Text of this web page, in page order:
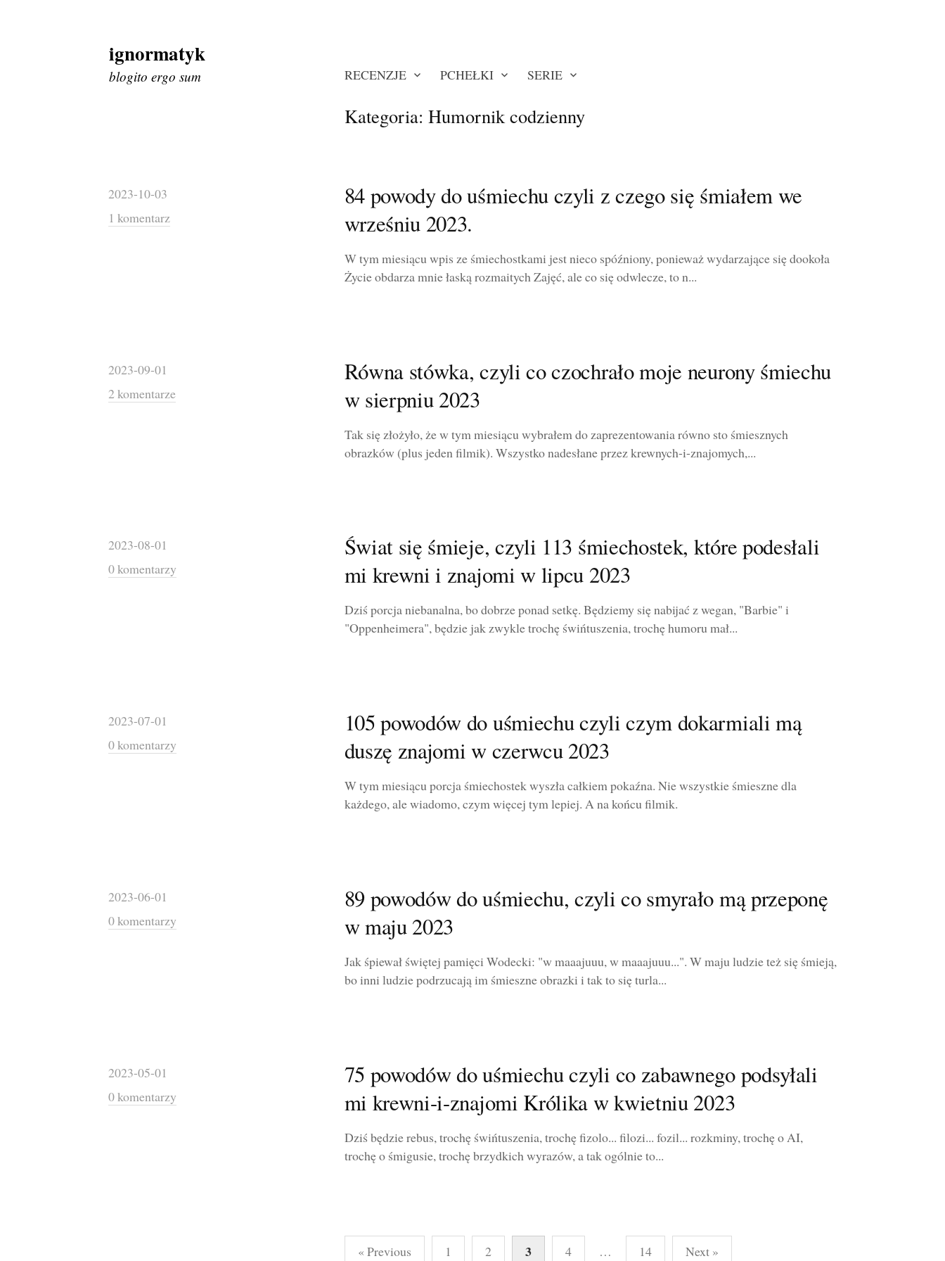
Skip
to
content
ignormatyk
blogito ergo sum RECENZJE PCHEŁKI SERIE
Kategoria: Humornik codzienny
2023-10-03
1 komentarz
84 powody do uśmiechu czyli z czego się śmiałem we
wrześniu 2023.
W tym miesiącu wpis ze śmiechostkami jest nieco spóźniony, ponieważ wydarzające się dookoła
Życie obdarza mnie łaską rozmaitych Zajęć, ale co się odwlecze, to n...
2023-09-01
2 komentarze
Równa stówka, czyli co czochrało moje neurony śmiechu
w sierpniu 2023
Tak się złożyło, że w tym miesiącu wybrałem do zaprezentowania równo sto śmiesznych
obrazków (plus jeden filmik). Wszystko nadesłane przez krewnych-i-znajomych,...
2023-08-01
0 komentarzy
Świat się śmieje, czyli 113 śmiechostek, które podesłali
mi krewni i znajomi w lipcu 2023
Dziś porcja niebanalna, bo dobrze ponad setkę. Będziemy się nabijać z wegan, "Barbie" i
"Oppenheimera", będzie jak zwykle trochę świńtuszenia, trochę humoru mał...
2023-07-01
0 komentarzy
105 powodów do uśmiechu czyli czym dokarmiali mą
duszę znajomi w czerwcu 2023
W tym miesiącu porcja śmiechostek wyszła całkiem pokaźna. Nie wszystkie śmieszne dla
każdego, ale wiadomo, czym więcej tym lepiej. A na końcu filmik.
2023-06-01
0 komentarzy
89 powodów do uśmiechu, czyli co smyrało mą przeponę
w maju 2023
Jak śpiewał świętej pamięci Wodecki: "w maaajuuu, w maaajuuu...". W maju ludzie też się śmieją,
bo inni ludzie podrzucają im śmieszne obrazki i tak to się turla...
2023-05-01
0 komentarzy
75 powodów do uśmiechu czyli co zabawnego podsyłali
mi krewni-i-znajomi Królika w kwietniu 2023
Dziś będzie rebus, trochę świńtuszenia, trochę fizolo... filozi... fozil... rozkminy, trochę o AI,
trochę o śmigusie, trochę brzydkich wyrazów, a tak ogólnie to...
Stronicowanie
« Previous 1 2 3 4 … 14 Next »